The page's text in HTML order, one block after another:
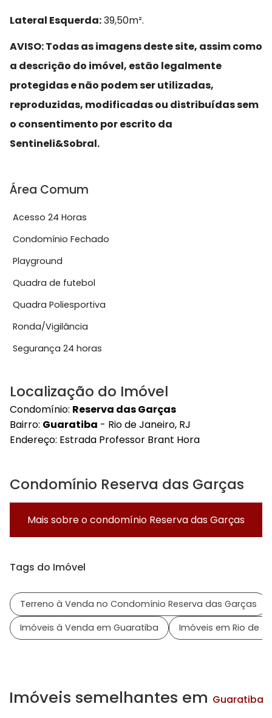
Lateral Esquerda:39,50m².
AVISO: Todas as imagens deste site, assim como
a descrição do imóvel, estão legalmente
protegidas e não podem ser utilizadas,
reproduzidas, modificadas ou distribuídas sem
o consentimento por escrito da
Sentineli&Sobral.
Área Comum
Acesso 24 Horas
Condomínio Fechado
Playground
Quadra de futebol
Quadra Poliesportiva
Ronda/Vigilância
Segurança 24 horas
Localização do Imóvel
Condomínio: Reserva das Garças
Bairro: Guaratiba - Rio de Janeiro, RJ
Endereço: Estrada Professor Brant Hora
Condomínio Reserva das Garças
Mais sobre o condomínio Reserva das Garças
Tags do Imóvel
Terreno à Venda no Condomínio Reserva das Garças
Imóveis à Venda em Guaratiba
Imóveis em Rio de
Imóveis semelhantes em Guaratiba